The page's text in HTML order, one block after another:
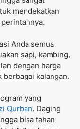
mendekatkan
Anda semua
sapi, kambing,
dengan harga
kalangan.
yang
Qurban. Daging
bisa tahan